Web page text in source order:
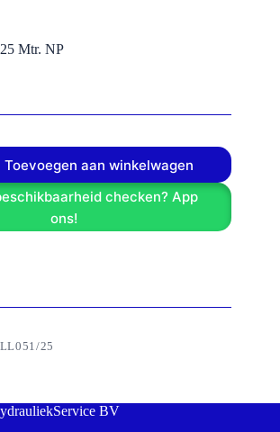
Mtr. NP
Toevoegen aan winkelwagen
checken? App
ons!
LL051/25
BV